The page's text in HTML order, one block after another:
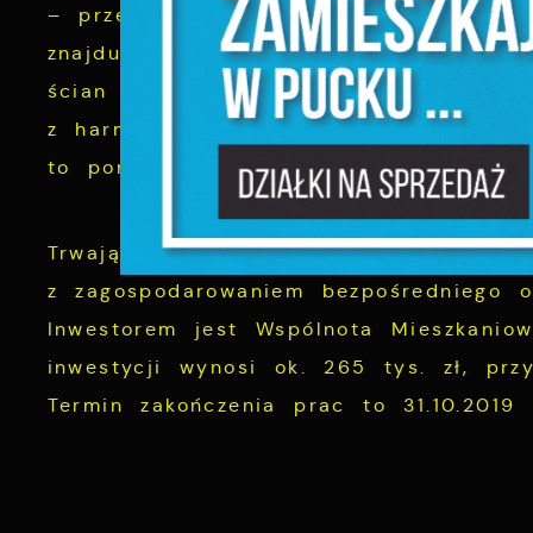
– przebudowa, remont historycznej
znajdującego się przy ul. Pokoju 8.
ścian i stropów budynku, trwają
z harmonogramem. Termin
to ponad 2 mln zł, przy
Trwają również prace przy zadaniu pn.
z zagospodarowaniem
Inwestorem jest Wspólnota
inwestycji wynosi ok. 265 tys. zł,
Termin zakończenia prac to 31.10.2019